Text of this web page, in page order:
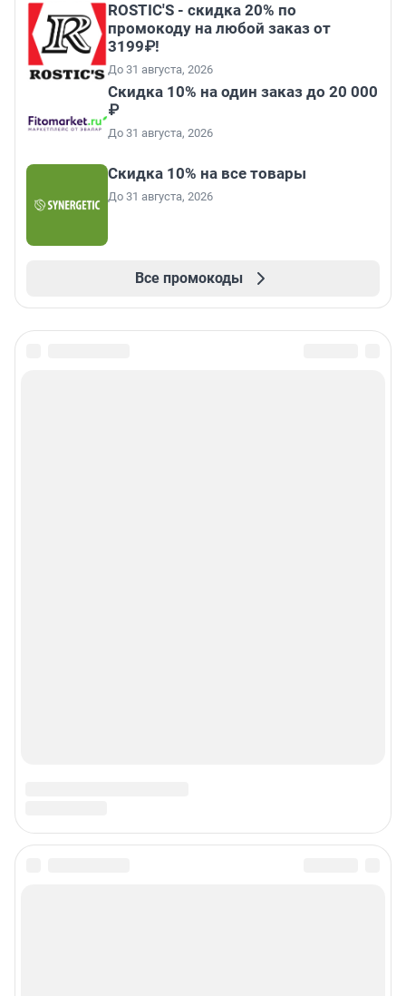
ROSTIC'S - скидка 20% по
промокоду на любой заказ от
3199₽!
До 31 августа, 2026
Скидка 10% на один заказ до 20 000
₽
До 31 августа, 2026
Скидка 10% на все товары
До 31 августа, 2026
Все промокоды